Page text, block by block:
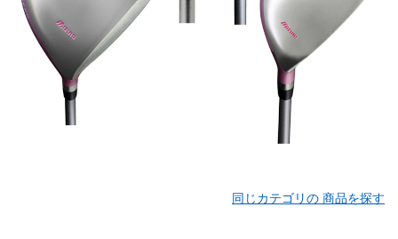
同じカテゴリの 商品を探す